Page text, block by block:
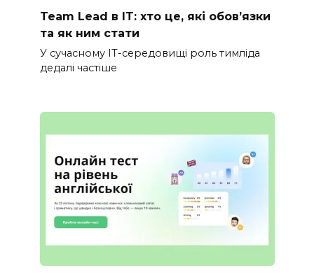
Team Lead в IT: хто це, які обов’язки
та як ним стати
У сучасному IT-середовищі роль тимліда
дедалі частіше